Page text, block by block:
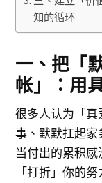
知的循环
一、把「
帐」：用
很多人认为「
事、默默扛起家
当付出的累积
「打折」你的